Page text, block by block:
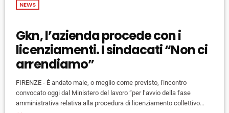
NEWS
Gkn, l’azienda procede con i
licenziamenti. I sindacati “Non ci
arrendiamo”
FIRENZE - È andato male, o meglio come previsto, l'incontro
convocato oggi dal Ministero del lavoro “per l’avvio della fase
amministrativa relativa alla procedura di licenziamento collettivo